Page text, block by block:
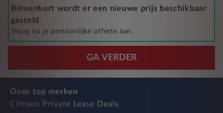
Binnenkort wordt er een nieuwe prijs beschikbaar
gesteld.
Vraag nu je persoonlijke offerte aan.
GA VERDER
Onze top merken
Citroen Private Lease Deals